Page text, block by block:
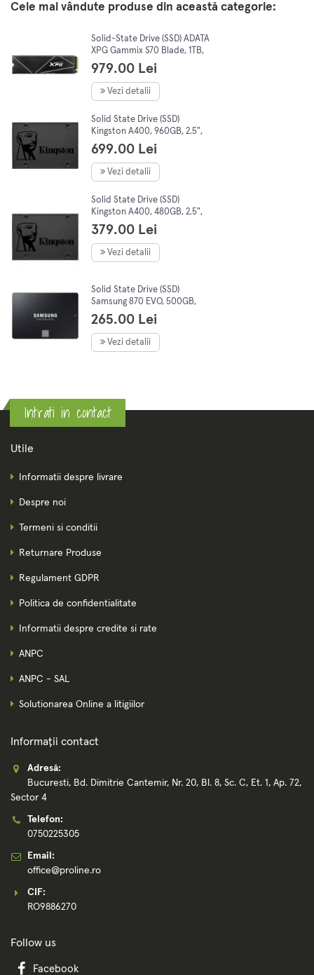
Cele mai vândute produse din această categorie:
Solid-State Drive (SSD) ADATA
XPG Gammix S70 Blade, 1TB,
PCI Express 4.0 x4, M.2,
AGAMMIXS70B-1T-CS
979.00 Lei
Vezi detalii
Solid State Drive (SSD)
Kingston A400, 960GB, 2.5",
SATA III
699.00 Lei
Vezi detalii
Solid State Drive (SSD)
Kingston A400, 480GB, 2.5",
SATA III
379.00 Lei
Vezi detalii
Solid State Drive (SSD)
Samsung 870 EVO, 500GB,
2.5", SATA III
265.00 Lei
Vezi detalii
Intrati in contact
Utile
Informatii despre livrare
Despre noi
Termeni si conditii
Returnare Produse
Regulament GDPR
Politica de confidentialitate
Informatii despre credite si rate
ANPC
ANPC - SAL
Solutionarea Online a litigiilor
Informații contact
Adresă:
Bucuresti, Bd. Dimitrie Cantemir, Nr. 20, Bl. 8, Sc. C, Et. 1, Ap. 72,
Sector 4
Telefon:
0750225305
Email:
office@proline.ro
CIF:
RO9886270
Follow us
Facebook